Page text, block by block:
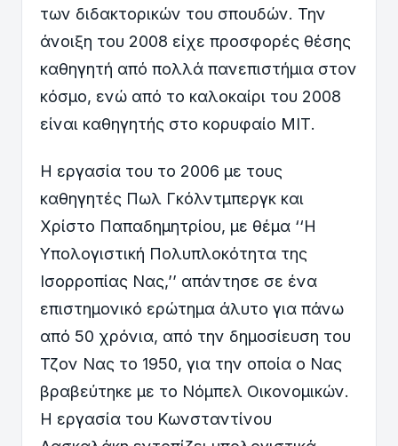
των διδακτορικών του σπουδών. Την
άνοιξη του 2008 είχε προσφορές θέσης
καθηγητή από πολλά πανεπιστήμια στον
κόσμο, ενώ από το καλοκαίρι του 2008
είναι καθηγητής στο κορυφαίο ΜΙΤ.
Η εργασία του το 2006 με τους
καθηγητές Πωλ Γκόλντμπεργκ και
Χρίστο Παπαδημητρίου, με θέμα ‘‘Η
Υπολογιστική Πολυπλοκότητα της
Ισορροπίας Νας,’’ απάντησε σε ένα
επιστημονικό ερώτημα άλυτο για πάνω
από 50 χρόνια, από την δημοσίευση του
Τζον Νας το 1950, για την οποία ο Νας
βραβεύτηκε με το Νόμπελ Οικονομικών.
Η εργασία του Κωνσταντίνου